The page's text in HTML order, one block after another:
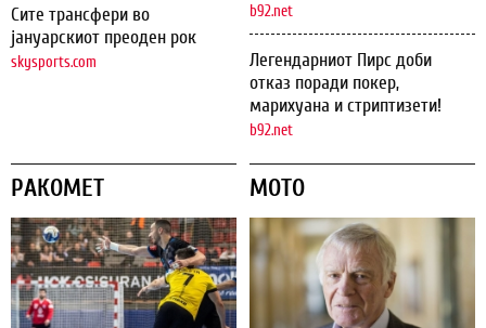
Сите трансфери во
јануарскиот преоден рок
skysports.com
b92.net
Легендарниот Пирс доби
отказ поради покер,
марихуана и стриптизети!
b92.net
РАКОМЕТ МОТО